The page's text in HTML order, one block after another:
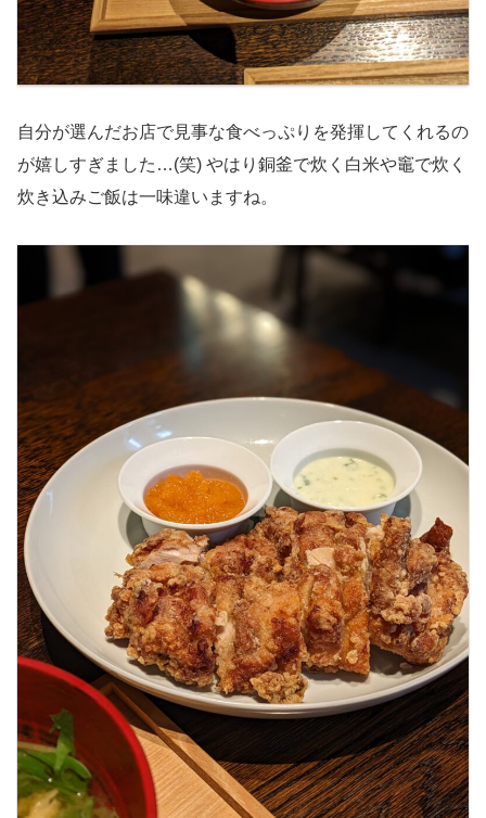
自分が選んだお店で見事な食べっぷりを発揮してくれるの
が嬉しすぎました…(笑) やはり銅釜で炊く白米や竈で炊く
炊き込みご飯は一味違いますね。